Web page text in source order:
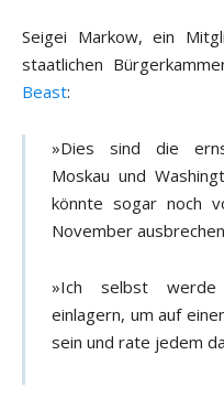
Seigei Markow, ein
staatlichen
Beast:
»Dies sind die
Moskau und
könnte sogar noch
November
»Ich selbst werde
einlagern, um auf
sein und rate jedem